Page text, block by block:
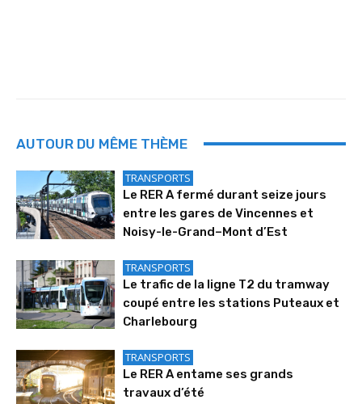
AUTOUR DU MÊME THÈME
TRANSPORTS
Le RER A fermé durant seize jours
entre les gares de Vincennes et
Noisy-le-Grand–Mont d’Est
TRANSPORTS
Le trafic de la ligne T2 du tramway
coupé entre les stations Puteaux et
Charlebourg
TRANSPORTS
Le RER A entame ses grands
travaux d’été